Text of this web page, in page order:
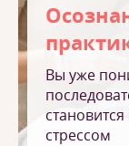
Вы уже
стрессом